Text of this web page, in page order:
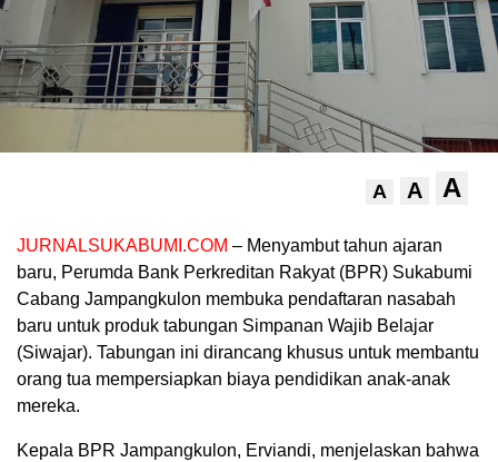
A A A
JURNALSUKABUMI.COM – Menyambut tahun ajaran
baru, Perumda Bank Perkreditan Rakyat (BPR) Sukabumi
Cabang Jampangkulon membuka pendaftaran nasabah
baru untuk produk tabungan Simpanan Wajib Belajar
(Siwajar). Tabungan ini dirancang khusus untuk membantu
orang tua mempersiapkan biaya pendidikan anak-anak
mereka.
Kepala BPR Jampangkulon, Erviandi, menjelaskan bahwa